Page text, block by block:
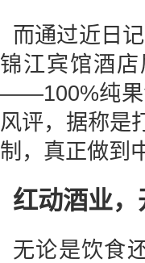
而通过近日
锦江宾馆酒
——100%纯果
风评，据称是
制，真正做到
红动酒业
无论是饮食